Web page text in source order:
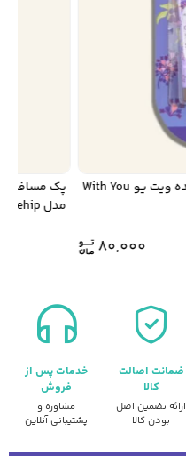
پک مسافرتی شامپو و نرم‌کننده ویت یو With You
80,000
مدل Rosey Rosehip
ضمانت اصالت
کالا
ارائه تضمین اصل
بودن کالا
خدمات پس از
فروش
مشاوره و
پشتیبانی آنلاین